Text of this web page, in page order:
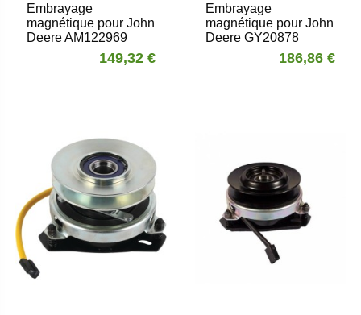
Embrayage
magnétique pour John
Deere AM122969
149,32 €
Embrayage
magnétique pour John
Deere GY20878
186,86 €